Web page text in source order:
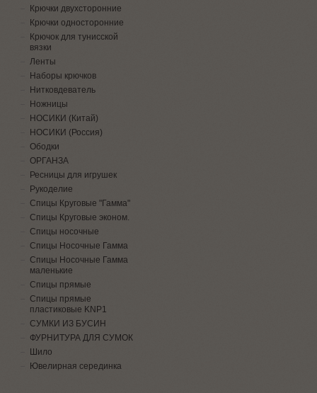
Крючки двухсторонние
Крючки односторонние
Крючок для тунисской
вязки
Ленты
Наборы крючков
Нитковдеватель
Ножницы
НОСИКИ (Китай)
НОСИКИ (Россия)
Ободки
ОРГАНЗА
Ресницы для игрушек
Рукоделие
Спицы Круговые "Гамма"
Спицы Круговые эконом.
Спицы носочные
Спицы Носочные Гамма
Спицы Носочные Гамма
маленькие
Спицы прямые
Спицы прямые
пластиковые KNP1
СУМКИ ИЗ БУСИН
ФУРНИТУРА ДЛЯ СУМОК
Шило
Ювелирная серединка